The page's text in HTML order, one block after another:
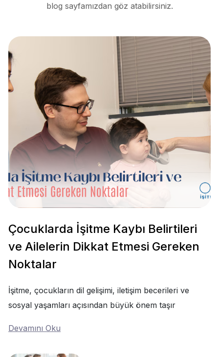
blog sayfamızdan göz atabilirsiniz.
Çocuklarda İşitme Kaybı Belirtileri
ve Ailelerin Dikkat Etmesi Gereken
Noktalar
İşitme, çocukların dil gelişimi, iletişim becerileri ve
sosyal yaşamları açısından büyük önem taşır
Devamını Oku